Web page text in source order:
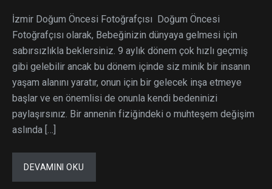
İzmir Doğum Öncesi Fotoğrafçısı Doğum Öncesi
Fotoğrafçısı olarak, Bebeğinizin dünyaya gelmesi için
sabırsızlıkla beklersiniz. 9 aylık dönem çok hızlı geçmiş
gibi gelebilir ancak bu dönem içinde siz minik bir insanın
yaşam alanını yaratır, onun için bir gelecek inşa etmeye
başlar ve en önemlisi de onunla kendi bedeninizi
paylaşırsınız. Bir annenin fiziğindeki o muhteşem değişim
aslında […]
DEVAMINI OKU